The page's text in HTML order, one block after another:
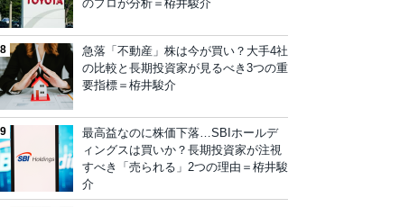
のプロが分析＝栫井駿介
急落「不動産」株は今が買い？大手4社
の比較と長期投資家が見るべき3つの重
要指標＝栫井駿介
最高益なのに株価下落…SBIホールデ
ィングスは買いか？長期投資家が注視
すべき「売られる」2つの理由＝栫井駿
介